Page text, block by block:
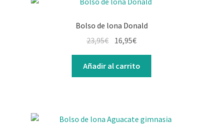
Bolso de lona Donald
23,95€ 16,95€
Añadir al carrito